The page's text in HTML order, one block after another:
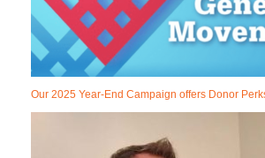
Our 2025 Year-End Campaign offers Donor